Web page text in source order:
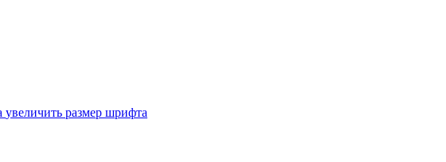
увеличить размер шрифта